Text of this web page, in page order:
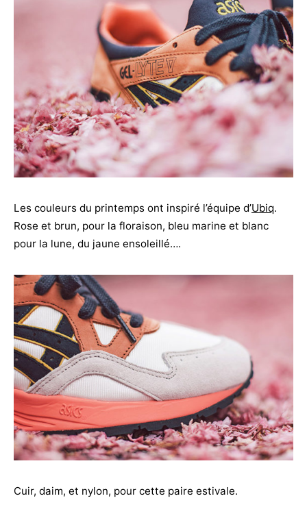
Les couleurs du printemps ont inspiré l’équipe d’Ubiq.
Rose et brun, pour la floraison, bleu marine et blanc
pour la lune, du jaune ensoleillé….
Cuir, daim, et nylon, pour cette paire estivale.